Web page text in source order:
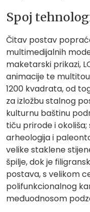
Spoj
Čitav postav
multimedijalnih
maketarski prikazi,
animacije te
1200 kvadrata, od
za izložbu stalnog
kulturnu baštinu
tiču prirode i
arheologija i
velike staklene
špilje, dok je
postava, s velikom
polifunkcionalnog
međuodnosom